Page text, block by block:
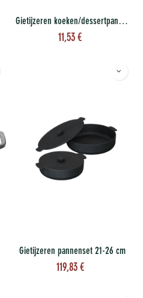
Gietijzeren koeken/dessertpan 10 cm
11,53 €
Gietijzeren pannenset 21-26 cm
119,83€